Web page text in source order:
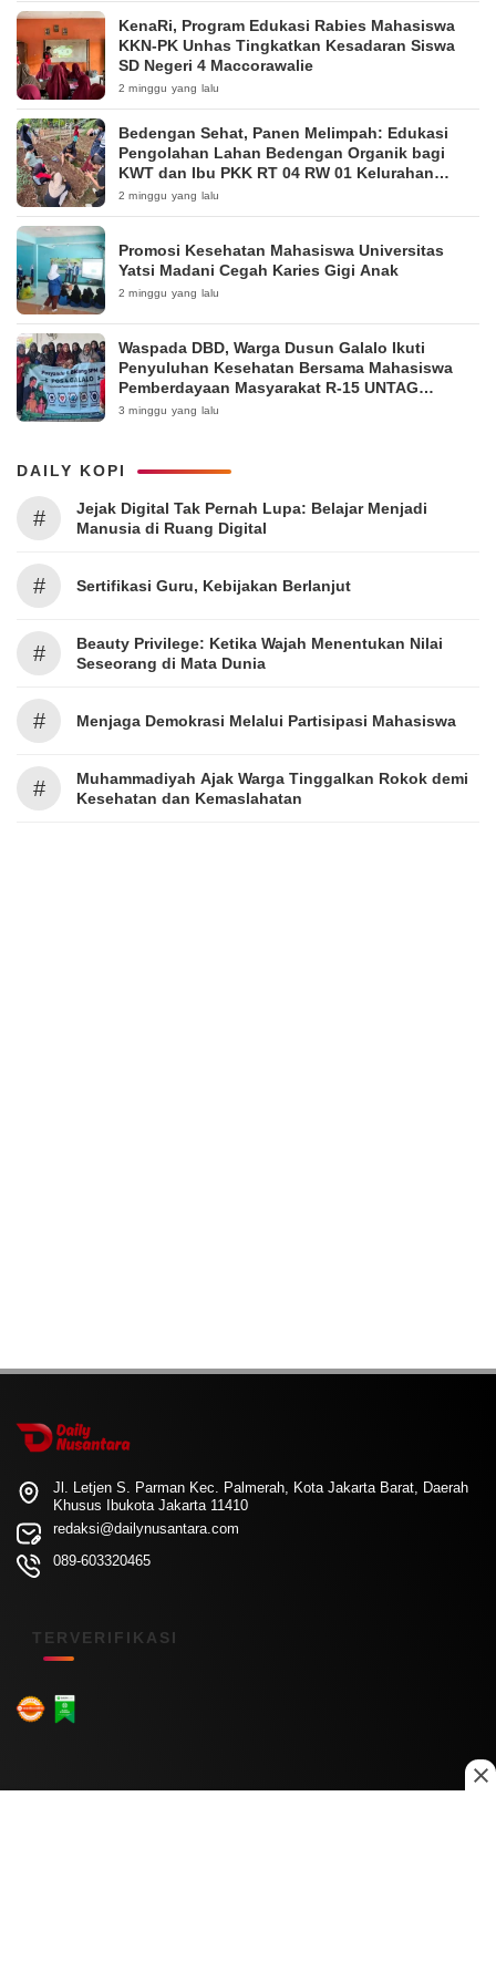
KenaRi, Program Edukasi Rabies Mahasiswa
KKN-PK Unhas Tingkatkan Kesadaran Siswa
SD Negeri 4 Maccorawalie
2 minggu yang lalu
Bedengan Sehat, Panen Melimpah: Edukasi
Pengolahan Lahan Bedengan Organik bagi
KWT dan Ibu PKK RT 04 RW 01 Kelurahan
Pakintelan
2 minggu yang lalu
Promosi Kesehatan Mahasiswa Universitas
Yatsi Madani Cegah Karies Gigi Anak
2 minggu yang lalu
Waspada DBD, Warga Dusun Galalo Ikuti
Penyuluhan Kesehatan Bersama Mahasiswa
Pemberdayaan Masyarakat R-15 UNTAG
Surabaya 2026
3 minggu yang lalu
DAILY KOPI
#
Jejak Digital Tak Pernah Lupa: Belajar Menjadi
Manusia di Ruang Digital
# Sertifikasi Guru, Kebijakan Berlanjut
#
Beauty Privilege: Ketika Wajah Menentukan Nilai
Seseorang di Mata Dunia
# Menjaga Demokrasi Melalui Partisipasi Mahasiswa
#
Muhammadiyah Ajak Warga Tinggalkan Rokok demi
Kesehatan dan Kemaslahatan
Jl. Letjen S. Parman Kec. Palmerah, Kota Jakarta Barat, Daerah
Khusus Ibukota Jakarta 11410
redaksi@dailynusantara.com
089-603320465
TERVERIFIKASI